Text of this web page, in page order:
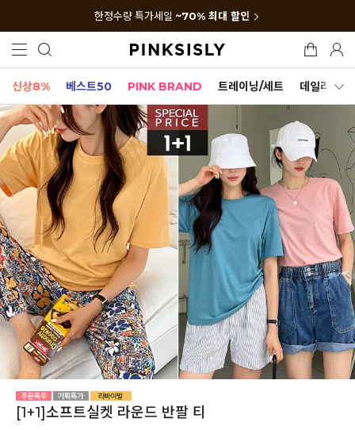
한정수량 특가세일 ~70% 최대 할인
신상8% 베스트50 PINK BRAND 트레이닝/세트 데일리세트
[1+1]소프트실켓 라운드 반팔 티